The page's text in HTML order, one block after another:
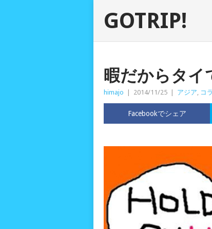
GOTRIP!
暇だからタイ
himajo 2014/11/25 アジア, コ
Facebookでシェア